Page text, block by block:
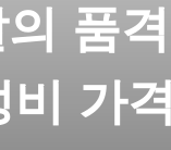
품격
가격